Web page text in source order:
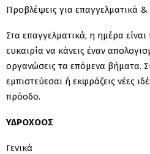
Προβλέψεις για επαγγελματικά &
Στα επαγγελματικά, η ημέρα
ευκαιρία να κάνεις έναν
οργανώσεις τα επόμενα βήματα.
εμπιστεύεσαι ή εκφράζεις νέες
πρόοδο.
ΥΔΡΟΧΟΟΣ
Γενικά